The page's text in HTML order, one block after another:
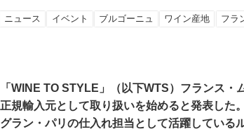
ニュース イベント ブルゴーニュ ワイン産地 フラ
「WINE TO STYLE」（以下WTS）フランス
正規輸入元として取り扱いを始めると発表した
グラン・パリの仕入れ担当として活躍している